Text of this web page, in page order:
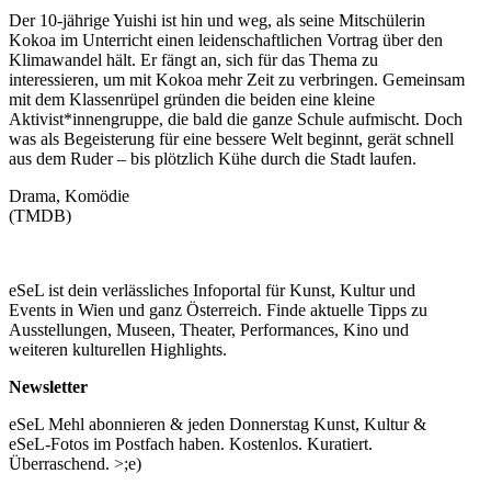
Der 10-jährige Yuishi ist hin und weg, als seine Mitschülerin
Kokoa im Unterricht einen leidenschaftlichen Vortrag über den
Klimawandel hält. Er fängt an, sich für das Thema zu
interessieren, um mit Kokoa mehr Zeit zu verbringen. Gemeinsam
mit dem Klassenrüpel gründen die beiden eine kleine
Aktivist*innengruppe, die bald die ganze Schule aufmischt. Doch
was als Begeisterung für eine bessere Welt beginnt, gerät schnell
aus dem Ruder – bis plötzlich Kühe durch die Stadt laufen.
Drama, Komödie
(TMDB)
eSeL ist dein verlässliches Infoportal für Kunst, Kultur und
Events in Wien und ganz Österreich. Finde aktuelle Tipps zu
Ausstellungen, Museen, Theater, Performances, Kino und
weiteren kulturellen Highlights.
Newsletter
eSeL Mehl abonnieren & jeden Donnerstag Kunst, Kultur &
eSeL-Fotos im Postfach haben. Kostenlos. Kuratiert.
Überraschend. >;e)